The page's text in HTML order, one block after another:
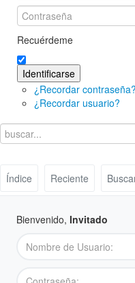
Recuérdeme
Identificarse
¿Recordar contraseña?
¿Recordar usuario?
Índice Reciente
Bienvenido, Invitado